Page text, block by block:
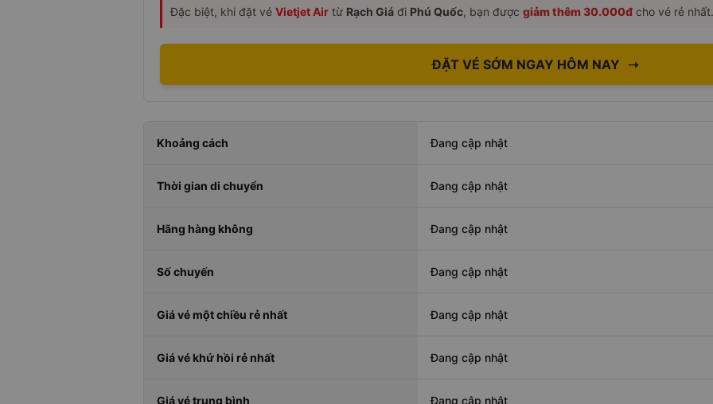
Đặc biệt, khi đặt vé Vietjet Air từ Rạch Giá đi Phú Quốc, bạn được giảm thêm 30.000đ cho vé rẻ nhất.
ĐẶT VÉ SỚM NGAY HÔM NAY ➝
Khoảng cách Đang cập nhật
Thời gian di chuyển Đang cập nhật
Hãng hàng không Đang cập nhật
Số chuyến Đang cập nhật
Giá vé một chiều rẻ nhất Đang cập nhật
Giá vé khứ hồi rẻ nhất Đang cập nhật
Giá vé trung bình Đang cập nhật